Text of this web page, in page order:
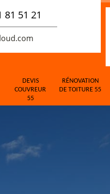
81 51 21
DEVIS
COUVREUR
55
RÉNOVATION
DE TOITURE 55